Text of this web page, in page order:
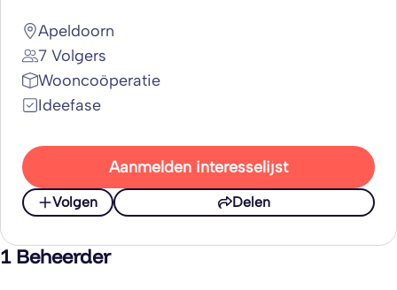
Apeldoorn
7 Volgers
Wooncoöperatie
Ideefase
Aanmelden interesselijst
Volgen Delen
1 Beheerder